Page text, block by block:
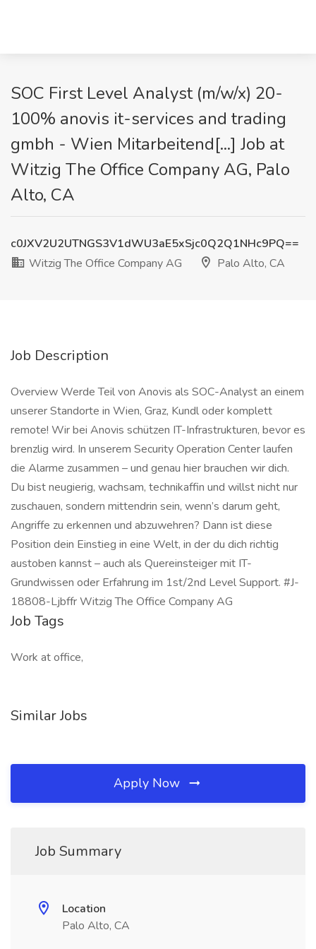
SOC First Level Analyst (m/w/x) 20-
100% anovis it-services and trading
gmbh - Wien Mitarbeitend[...] Job at
Witzig The Office Company AG, Palo
Alto, CA
c0JXV2U2UTNGS3V1dWU3aE5xSjc0Q2Q1NHc9PQ==
Witzig The Office Company AG
Palo Alto, CA
Job Description
Overview Werde Teil von Anovis als SOC-Analyst an einem
unserer Standorte in Wien, Graz, Kundl oder komplett
remote! Wir bei Anovis schützen IT-Infrastrukturen, bevor es
brenzlig wird. In unserem Security Operation Center laufen
die Alarme zusammen – und genau hier brauchen wir dich.
Du bist neugierig, wachsam, technikaffin und willst nicht nur
zuschauen, sondern mittendrin sein, wenn’s darum geht,
Angriffe zu erkennen und abzuwehren? Dann ist diese
Position dein Einstieg in eine Welt, in der du dich richtig
austoben kannst – auch als Quereinsteiger mit IT-
Grundwissen oder Erfahrung im 1st/2nd Level Support. #J-
18808-Ljbffr Witzig The Office Company AG
Job Tags
Work at office,
Similar Jobs
Apply Now
Job Summary
Location
Palo Alto, CA